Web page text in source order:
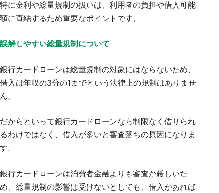
特に金利や総量規制の扱いは、利用者の負担や借入可能
額に直結するため重要なポイントです。
誤解しやすい総量規制について
銀行カードローンは総量規制の対象にはならないため、
借入は年収の3分の1までという法律上の規制はありませ
ん。
だからといって銀行カードローンなら制限なく借りられ
るわけではなく、借入が多いと審査落ちの原因になりま
す。
銀行カードローンは消費者金融よりも審査が厳しいた
め、総量規制の影響は受けないとしても、借入があれば